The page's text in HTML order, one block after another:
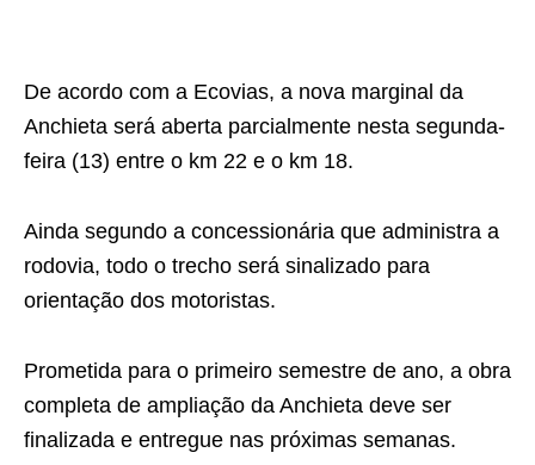
De acordo com a Ecovias, a nova marginal da
Anchieta será aberta parcialmente nesta segunda-
feira (13) entre o km 22 e o km 18.
Ainda segundo a concessionária que administra a
rodovia, todo o trecho será sinalizado para
orientação dos motoristas.
Prometida para o primeiro semestre de ano, a obra
completa de ampliação da Anchieta deve ser
finalizada e entregue nas próximas semanas.